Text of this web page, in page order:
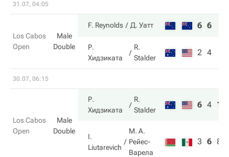
31.07, 04:05
Los Cabos
Open
Male
Double
F. Reynolds Д. Уатт 6 6
Р.
Хидзиката
R.
Stalder
2 4
30.07, 06:15
Los Cabos
Open
Male
Double
Р.
Хидзиката
R.
Stalder
6 4 10
I.
Liutarevich
М. А.
Рейес-
Варела
3 6 8